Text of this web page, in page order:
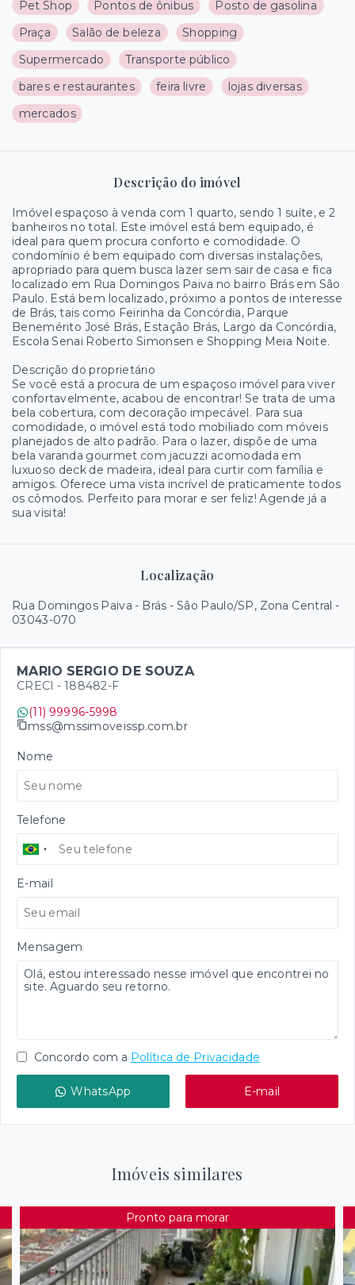
Pet Shop Pontos de ônibus
Posto de gasolina
Praça
Salão de beleza
Shopping
Supermercado
Transporte público
bares e restaurantes
feira livre
lojas diversas
mercados
Descrição do imóvel
Imóvel espaçoso à venda com 1 quarto, sendo 1 suíte, e 2
banheiros no total. Este imóvel está bem equipado, é
ideal para quem procura conforto e comodidade. O
condomínio é bem equipado com diversas instalações,
apropriado para quem busca lazer sem sair de casa e fica
localizado em Rua Domingos Paiva no bairro Brás em São
Paulo. Está bem localizado, próximo a pontos de interesse
de Brás, tais como Feirinha da Concórdia, Parque
Benemérito José Brás, Estação Brás, Largo da Concórdia,
Escola Senai Roberto Simonsen e Shopping Meia Noite.
Descrição do proprietário
Se você está a procura de um espaçoso imóvel para viver
confortavelmente, acabou de encontrar! Se trata de uma
bela cobertura, com decoração impecável. Para sua
comodidade, o imóvel está todo mobiliado com móveis
planejados de alto padrão. Para o lazer, dispõe de uma
bela varanda gourmet com jacuzzi acomodada em
luxuoso deck de madeira, ideal para curtir com família e
amigos. Oferece uma vista incrível de praticamente todos
os cômodos. Perfeito para morar e ser feliz! Agende já a
sua visita!
Localização
Rua Domingos Paiva - Brás - São Paulo/SP, Zona Central -
03043-070
MARIO SERGIO DE SOUZA
CRECI - 188482-F
(11) 99996-5998
mss@mssimoveissp.com.br
Nome
Telefone
E-mail
Mensagem
Concordo com a Política de Privacidade
WhatsApp E-mail
Imóveis similares
Pronto para morar